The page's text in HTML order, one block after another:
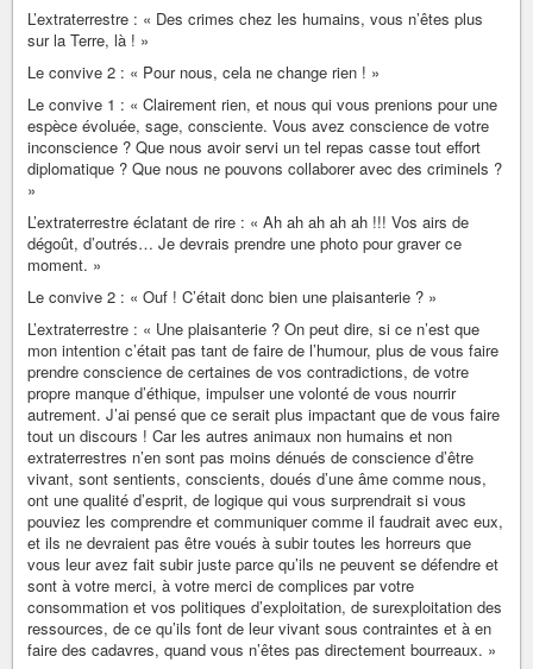
L’extraterrestre : « Des crimes chez les humains, vous n’êtes plus
sur la Terre, là ! »
Le convive 2 : « Pour nous, cela ne change rien ! »
Le convive 1 : « Clairement rien, et nous qui vous prenions pour une
espèce évoluée, sage, consciente. Vous avez conscience de votre
inconscience ? Que nous avoir servi un tel repas casse tout effort
diplomatique ? Que nous ne pouvons collaborer avec des criminels ?
»
L’extraterrestre éclatant de rire : « Ah ah ah ah ah !!! Vos airs de
dégoût, d’outrés… Je devrais prendre une photo pour graver ce
moment. »
Le convive 2 : « Ouf ! C’était donc bien une plaisanterie ? »
L’extraterrestre : « Une plaisanterie ? On peut dire, si ce n’est que
mon intention c’était pas tant de faire de l’humour, plus de vous faire
prendre conscience de certaines de vos contradictions, de votre
propre manque d’éthique, impulser une volonté de vous nourrir
autrement. J’ai pensé que ce serait plus impactant que de vous faire
tout un discours ! Car les autres animaux non humains et non
extraterrestres n’en sont pas moins dénués de conscience d’être
vivant, sont sentients, conscients, doués d’une âme comme nous,
ont une qualité d’esprit, de logique qui vous surprendrait si vous
pouviez les comprendre et communiquer comme il faudrait avec eux,
et ils ne devraient pas être voués à subir toutes les horreurs que
vous leur avez fait subir juste parce qu’ils ne peuvent se défendre et
sont à votre merci, à votre merci de complices par votre
consommation et vos politiques d’exploitation, de surexploitation des
ressources, de ce qu’ils font de leur vivant sous contraintes et à en
faire des cadavres, quand vous n’êtes pas directement bourreaux. »